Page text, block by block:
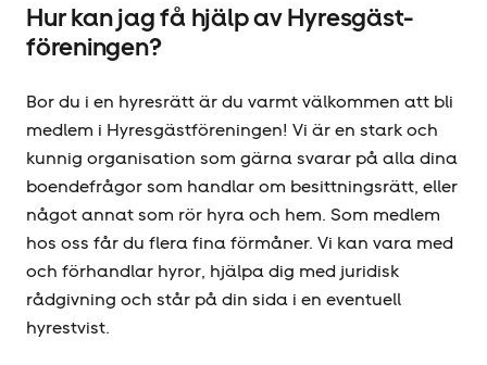
Hur kan jag få hjälp av Hyresgäst­
föreningen?
Bor du i en hyresrätt är du varmt välkommen att bli
medlem i Hyresgäst­föreningen! Vi är en stark och
kunnig organisation som gärna svarar på alla dina
boendefrågor som handlar om besittningsrätt, eller
något annat som rör hyra och hem. Som medlem
hos oss får du flera fina förmåner. Vi kan vara med
och förhandlar hyror, hjälpa dig med juridisk
rådgivning och står på din sida i en eventuell
hyrestvist.